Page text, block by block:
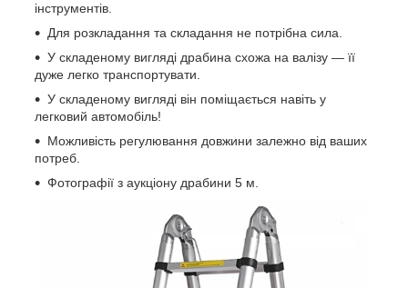
інструментів.
Для розкладання та складання не потрібна сила.
У складеному вигляді драбина схожа на валізу — її
дуже легко транспортувати.
У складеному вигляді він поміщається навіть у
легковий автомобіль!
Можливість регулювання довжини залежно від ваших
потреб.
Фотографії з аукціону драбини 5 м.